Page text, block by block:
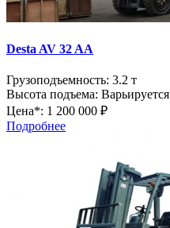
Desta AV 32 AA
Грузоподъемность: 3.2 т
Высота подъема: Варьируется
Цена*: 1 200 000 ₽
Подробнее